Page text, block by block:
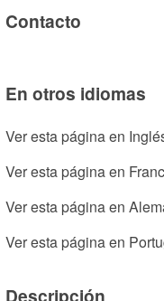
Contacto
En otros idiomas
Ver esta página en
Ver esta página en
Ver esta página en
Ver esta página en
Descripción